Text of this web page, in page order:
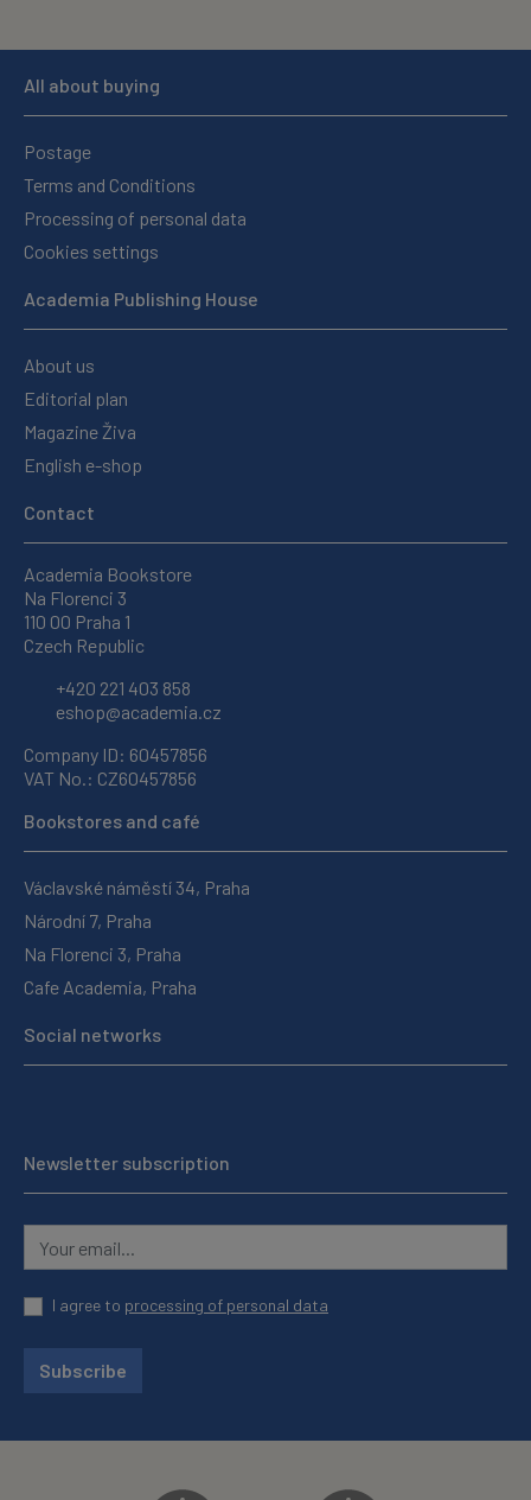
All about buying
Postage
Terms and Conditions
Processing of personal data
Cookies settings
Academia Publishing House
About us
Editorial plan
Magazine Živa
English e-shop
Contact
Academia Bookstore
Na Florenci 3
110 00 Praha 1
Czech Republic
+420 221 403 858
eshop@academia.cz
Company ID: 60457856
VAT No.: CZ60457856
Bookstores and café
Václavské náměstí 34, Praha
Národní 7, Praha
Na Florenci 3, Praha
Cafe Academia, Praha
Social networks
Newsletter subscription
I agree to processing of personal data
Subscribe